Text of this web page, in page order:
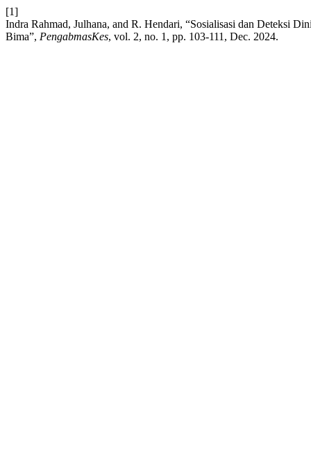
[1]
Indra Rahmad, Julhana, and R. Hendari, “Sosialisasi dan Deteksi
Bima”, PengabmasKes, vol. 2, no. 1, pp. 103-111, Dec. 2024.